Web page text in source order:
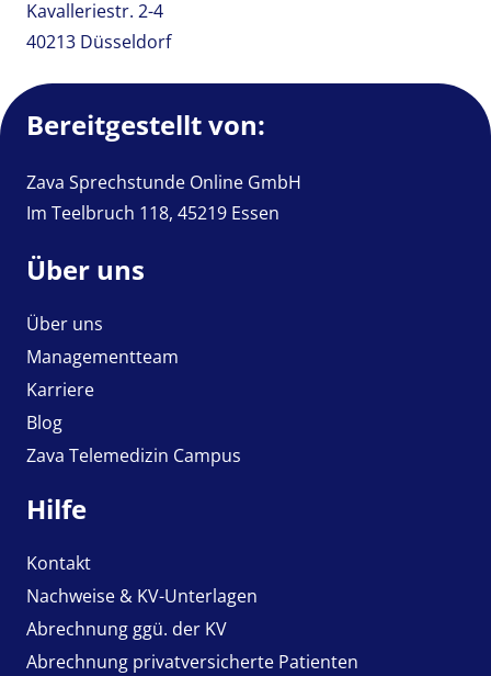
Kavalleriestr. 2-4
40213 Düsseldorf
Bereitgestellt von:
Zava Sprechstunde Online GmbH
Im Teelbruch 118, 45219 Essen
Über uns
Über uns
Managementteam
Karriere
Blog
Zava Telemedizin Campus
Hilfe
Kontakt
Nachweise & KV-Unterlagen
Abrechnung ggü. der KV
Abrechnung privatversicherte Patienten